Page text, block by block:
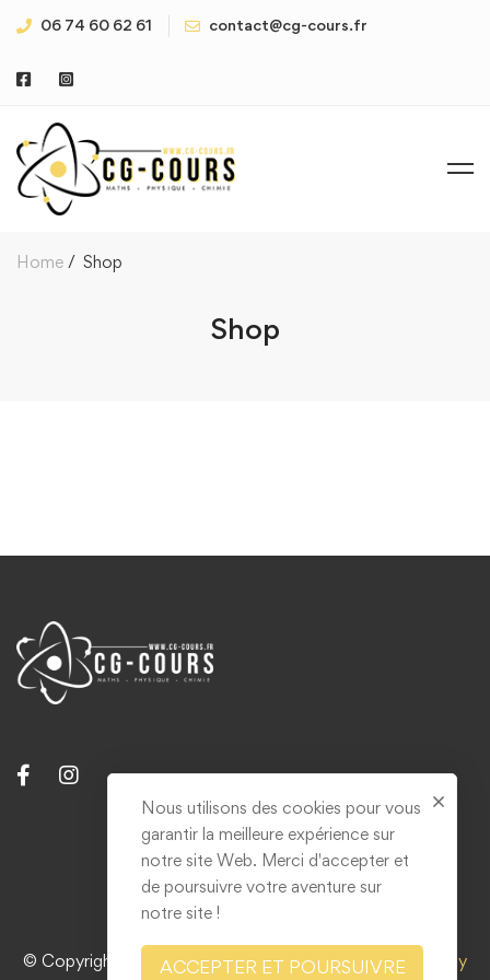
06 74 60 62 61 contact@cg-cours.fr
Home Shop
Shop
Contact
Mentions légales & RGPD
© Copyright 2021. Tous droits réservés. Réalisé par
Grizzly
Nous utilisons des cookies pour vous
garantir la meilleure expérience sur
notre site Web. Merci d'accepter et
de poursuivre votre aventure sur
notre site !
ACCEPTER ET POURSUIVRE